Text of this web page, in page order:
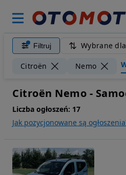
Filtruj Wybrane
Citroën Nemo
Citroën Nemo -
Liczba ogłoszeń: 17
Jak pozycjonowane są